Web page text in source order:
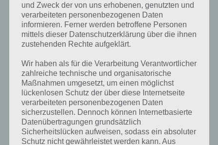
Spanien ist bei Deutschen sehr beliebt, vor allem nach Mallorca zieht
es jährlich Millionen Touristen, um dort Party zu machen. Aber auch
die Türkei ist sehr beliebt, weil es einen günstigen Urlaub verspricht
und noch verhältnismäßig schnell erreicht werden kann. Aufgrund
um das Land. Natürlich ebenfalls beliebt die USA, das Land der
unbegrenzten Möglichkeiten. Vor allem New York ist ein beliebtes
Reiseziel in den USA. Die Niederlande als Nachbarland von
Deutschland ist deswegen so beliebt, weil es einen kurzen Reiseweg
hat. Auch die Schweiz und Österreich hätten hier noch mitgenannt
werden.
und Zweck der von uns erhobenen, genutzten und
verarbeiteten personenbezogenen Daten
informieren. Ferner werden betroffene Personen
mittels dieser Datenschutzerklärung über die ihnen
zustehenden Rechte aufgeklärt.
Wir haben als für die Verarbeitung Verantwortlicher
zahlreiche technische und organisatorische
Maßnahmen umgesetzt, um einen möglichst
lückenlosen Schutz der über diese Internetseite
verarbeiteten personenbezogenen Daten
sicherzustellen. Dennoch können Internetbasierte
Datenübertragungen grundsätzlich
Sicherheitslücken aufweisen, sodass ein absoluter
Schutz nicht gewährleistet werden kann. Aus